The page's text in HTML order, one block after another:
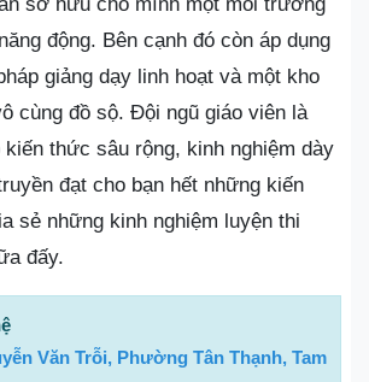
động. Bên cạnh đó còn áp dụng
giảng dạy linh hoạt và một kho
cùng đồ sộ. Đội ngũ giáo viên là
thức sâu rộng, kinh nghiệm dày
đạt cho bạn hết những kiến
sẻ những kinh nghiệm luyện thi
đấy.
Văn Trỗi, Phường Tân Thạnh, Tam